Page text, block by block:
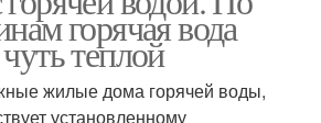
горячая вода
теплой
жилые дома горячей воды,
установленному